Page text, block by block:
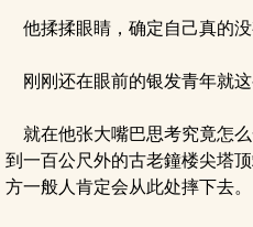
他揉揉眼睛，确定自己真的没
刚刚还在眼前的银发青年就这
就在他张大嘴巴思考究竟怎
到一百公尺外的古老鐘楼尖塔
方一般人肯定会从此处摔下去。